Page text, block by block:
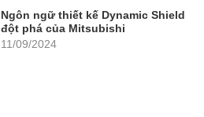
Ngôn ngữ thiết kế Dynamic Shield
đột phá của Mitsubishi
11/09/2024